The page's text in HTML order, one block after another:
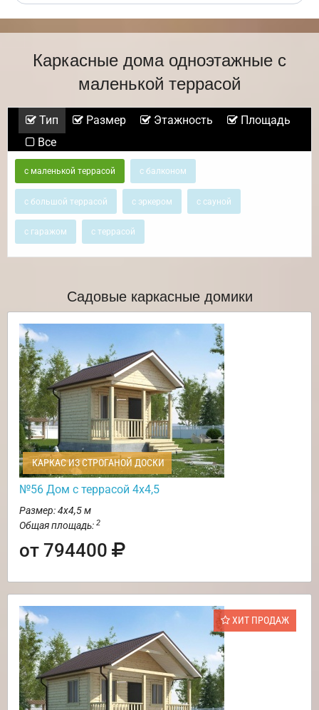
Каркасные дома одноэтажные с
маленькой террасой
Тип Размер Этажность
Площадь
Все
с маленькой террасой с балконом
с большой террасой с эркером с сауной
с гаражом с террасой
Садовые каркасные домики
КАРКАС ИЗ СТРОГАНОЙ ДОСКИ
№56 Дом с террасой 4х4,5
Размер: 4х4,5 м
Общая площадь: 2
от 794400
ХИТ ПРОДАЖ